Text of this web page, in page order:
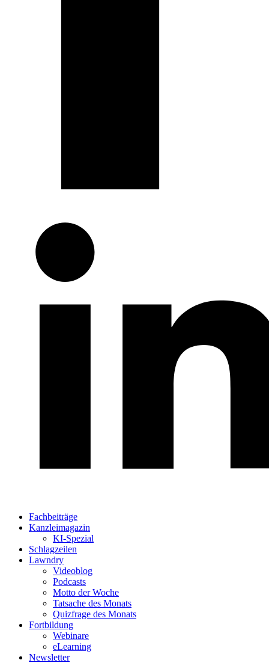
Fachbeiträge
Kanzleimagazin
KI-Spezial
Schlagzeilen
Lawndry
Videoblog
Podcasts
Motto der Woche
Tatsache des Monats
Quizfrage des Monats
Fortbildung
Webinare
eLearning
Newsletter